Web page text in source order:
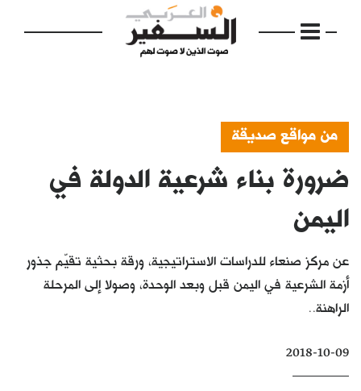
الرئيسية
مواضيع
فكرة
دفاتر
بالصورة
كتّابنا
من مواقع صديقة
ضرورة بناء شرعية الدولة في
اليمن
عن مركز صنعاء للدراسات الاستراتيجية، ورقة بحثية تقيّم جذور
أزمة الشرعية في اليمن قبل وبعد الوحدة، وصولا إلى المرحلة
الراهنة..
2018-10-09